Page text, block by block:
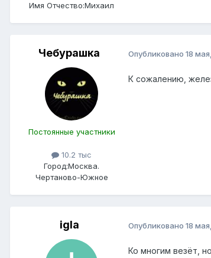
Имя Отчество:Михаил
Чебурашка
Постоянные участники
10.2 тыс
Город:Москва.
Чертаново-Южное
Опубликовано 18
К сожалению,
igla Опубликовано 18
Ко многим везёт,